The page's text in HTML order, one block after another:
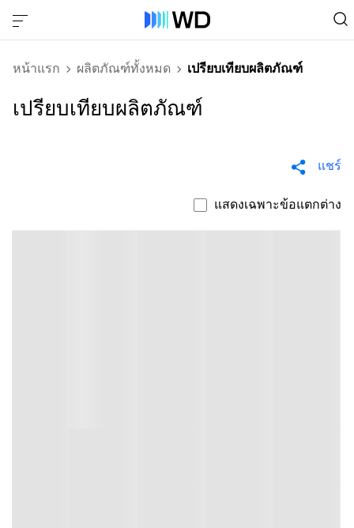
หน้าแรก ผลิตภัณฑ์ทั้งหมด เปรียบเทียบผลิตภัณฑ์
เปรียบเทียบผลิตภัณฑ์
แชร์
แสดงเฉพาะข้อแตกต่าง